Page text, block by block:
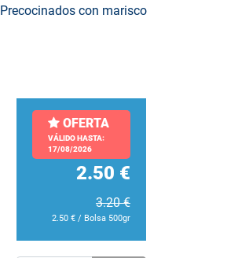
Precocinados con marisco
OFERTA
VÁLIDO HASTA:
17/08/2026
2.50 €
3.20€
2.50 € / Bolsa 500gr